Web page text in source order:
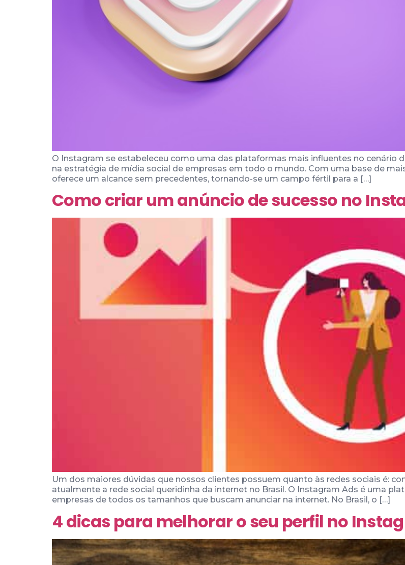
O Instagram se estabeleceu como uma das plataformas mais influentes no cenário
na estratégia de mídia social de empresas em todo o mundo. Com uma base de
oferece um alcance sem precedentes, tornando-se um campo fértil para a […]
Como criar um anúncio de sucesso no
Um dos maiores dúvidas que nossos clientes possuem quanto às redes sociais é:
atualmente a rede social queridinha da internet no Brasil. O Instagram Ads é uma
empresas de todos os tamanhos que buscam anunciar na internet. No Brasil, o […]
4 dicas para melhorar o seu perfil no